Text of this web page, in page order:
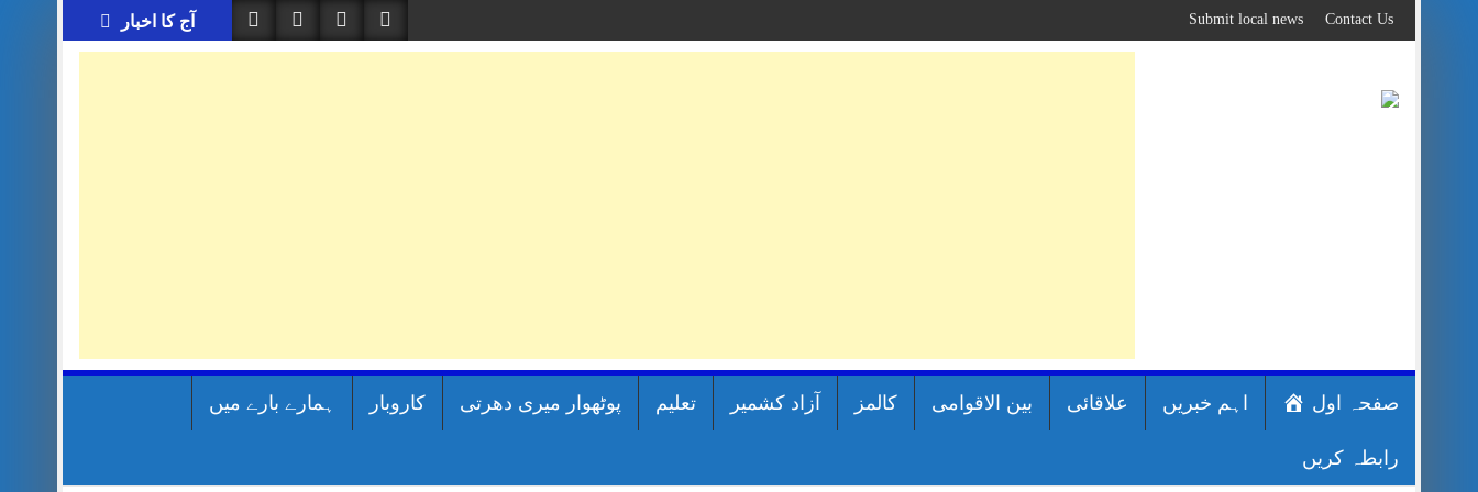
to
content
آج کا اخبار Contact Us
Submit local news
صفحہ اول اہم خبریں علاقائی بین الاقوامی کالمز آزاد کشمیر تعلیم پوٹھوار میری دھرتی کاروبار ہمارے بارے میں
رابطہ کریں